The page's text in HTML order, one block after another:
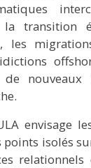
transition
les
nouveaux
envisage
isolés